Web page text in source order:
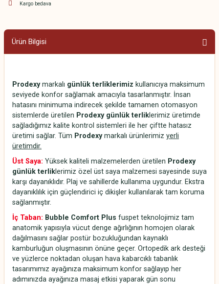
Kargo bedava
Ürün Bilgisi
Prodexymarkalı günlük terliklerimiz kullanıcıya maksimum
seviyede konfor sağlamak amacıyla tasarlanmıştır. İnsan
hatasını minimuma indirecek şekilde tamamen otomasyon
sistemlerde üretilen Prodexy günlük terliklerimiz üretimde
sağladığımız kalite kontrol sistemleri ile her çiftte hatasız
üretimi sağlar. Tüm Prodexymarkalı ürünlerimiz yerli
üretimdir.
Üst Saya: Yüksek kaliteli malzemelerden üretilen Prodexy
günlük terliklerimiz özel üst saya malzemesi sayesinde suya
karşı dayanıklıdır. Plaj ve sahillerde kullanıma uygundur. Ekstra
dayanıklılık için güçlendirici iç dikişler kullanılarak tam koruma
sağlanmıştır.
İç Taban: Bubble Comfort Plus fuspet teknolojimiz tam
anatomik yapısıyla vücut denge ağırlığının homojen olarak
dağılmasını sağlar postür bozukluğundan kaynaklı
kamburluğun oluşmasının önüne geçer. Ortopedik ark desteği
ve yüzlerce noktadan oluşan hava kabarcıklı tabanlık
tasarımımız ayağınıza maksimum konfor sağlayıp her
adımınızda ayağınıza masaj etkisi yaparak gün sonu